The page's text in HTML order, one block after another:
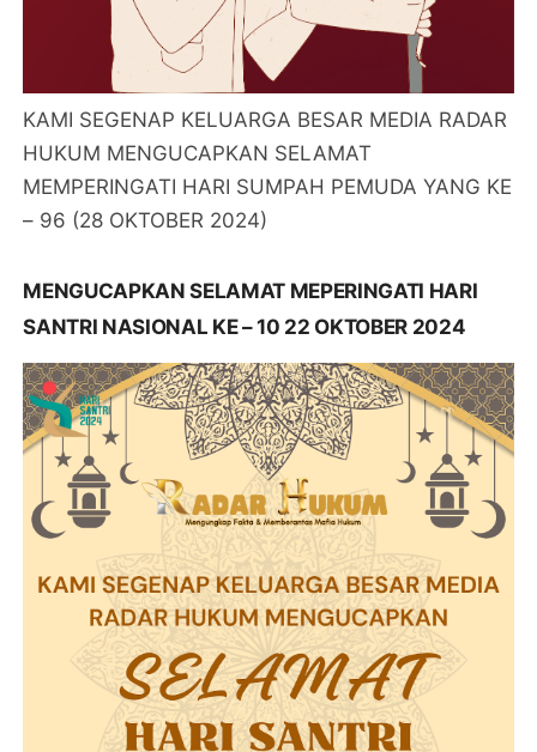
KAMI SEGENAP KELUARGA BESAR MEDIA RADAR
HUKUM MENGUCAPKAN SELAMAT
MEMPERINGATI HARI SUMPAH PEMUDA YANG KE
– 96 (28 OKTOBER 2024)
MENGUCAPKAN SELAMAT MEPERINGATI HARI
SANTRI NASIONAL KE – 10 22 OKTOBER 2024